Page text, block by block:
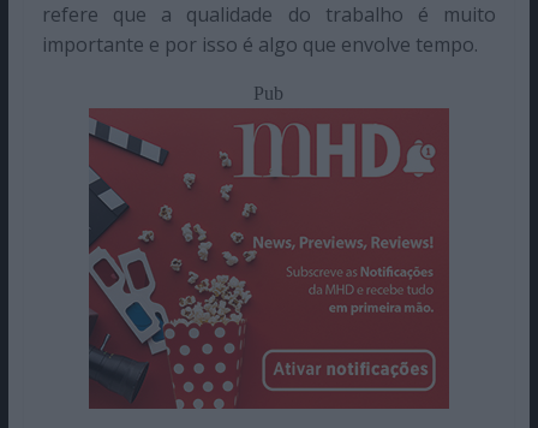
refere que a qualidade do trabalho é muito
importante e por isso é algo que envolve tempo.
Pub